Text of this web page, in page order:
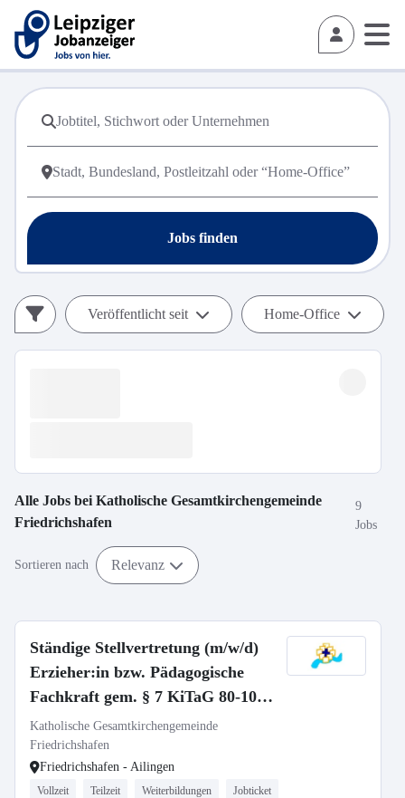
Jobs finden
Veröffentlicht seit Home-Office
Alle Jobs bei Katholische Gesamtkirchengemeinde
Friedrichshafen
9
Jobs
Sortieren nach Relevanz
Ständige Stellvertretung (m/w/d)
Erzieher:in bzw. Pädagogische
Fachkraft gem. § 7 KiTaG 80-100
%
Katholische Gesamtkirchengemeinde
Friedrichshafen
Friedrichshafen - Ailingen
Vollzeit Teilzeit Weiterbildungen Jobticket